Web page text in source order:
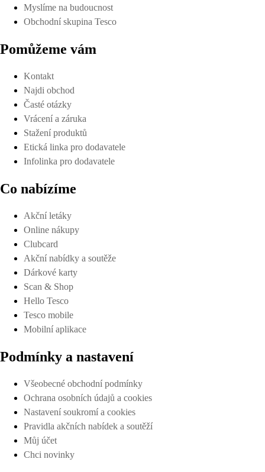
Myslíme na budoucnost
Obchodní skupina Tesco
Pomůžeme vám
Kontakt
Najdi obchod
Časté otázky
Vrácení a záruka
Stažení produktů
Etická linka pro dodavatele
Infolinka pro dodavatele
Co nabízíme
Akční letáky
Online nákupy
Clubcard
Akční nabídky a soutěže
Dárkové karty
Scan & Shop
Hello Tesco
Tesco mobile
Mobilní aplikace
Podmínky a nastavení
Všeobecné obchodní podmínky
Ochrana osobních údajů a cookies
Nastavení soukromí a cookies
Pravidla akčních nabídek a soutěží
Můj účet
Chci novinky